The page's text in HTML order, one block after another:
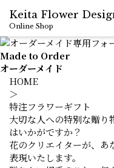
Keita Flower
Online Shop
Made to Order
オーダーメイド
HOME
＞
特注フラワーギフト
大切な人への特別な贈り
はいかがですか？
花のクリエイターが、あ
表現いたします。